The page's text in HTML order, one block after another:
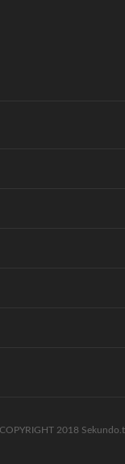
2018 Sekundo.tl